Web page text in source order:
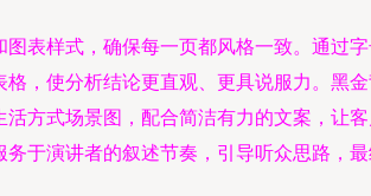
表样式，确保每一页都风格一致。通过
，使分析结论更直观、更具说服力。黑金
方式场景图，配合简洁有力的文案，让客
于演讲者的叙述节奏，引导听众思路，最